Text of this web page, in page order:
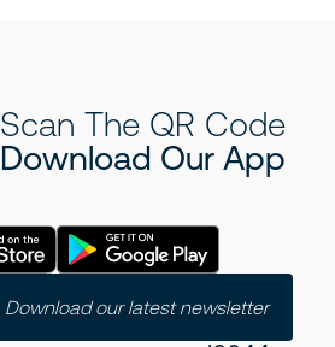
Scan The QR Code
Download Our App
Download our latest newsletter